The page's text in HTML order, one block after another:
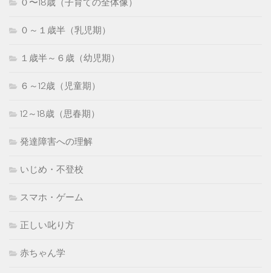
０～１歳半（乳児期）
１歳半～６歳（幼児期）
６～12歳（児童期）
12～18歳（思春期）
発達障害への理解
いじめ・不登校
スマホ・ゲーム
正しい叱り方
赤ちゃん学